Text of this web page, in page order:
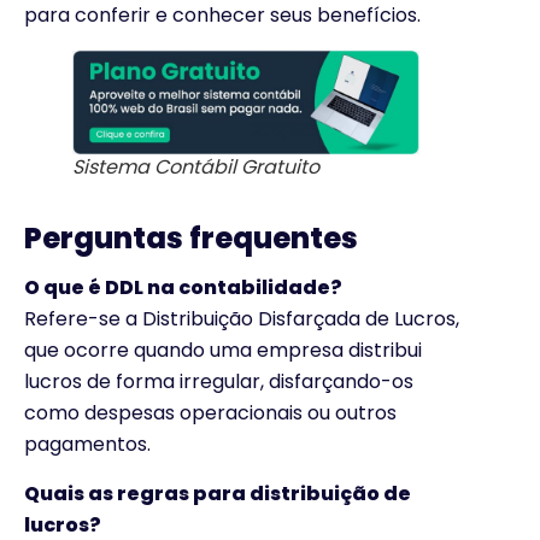
para conferir e conhecer seus benefícios.
Sistema Contábil Gratuito
Perguntas frequentes
O que é DDL na contabilidade?
Refere-se a Distribuição Disfarçada de Lucros,
que ocorre quando uma empresa distribui
lucros de forma irregular, disfarçando-os
como despesas operacionais ou outros
pagamentos.
Quais as regras para distribuição de
lucros?